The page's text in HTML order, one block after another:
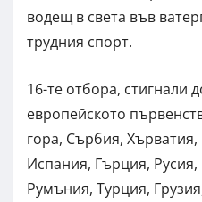
водещ в света във
трудния спорт.
16-те отбора, стигнали
европейското
гора, Сърбия,
Испания, Гърция,
Румъния, Турция,